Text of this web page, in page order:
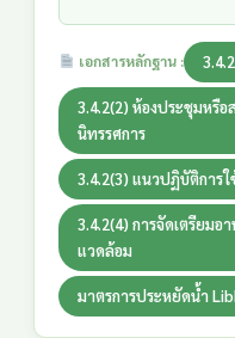
เอกสารหลักฐาน :
3.4.2(2) ห้องประชุมหรื
นิทรรศการ
3.4.2(3) แนวปฏิบัติการ
3.4.2(4) การจัดเตรียมอ
แวดล้อม
มาตรการประหยัดน้ำ